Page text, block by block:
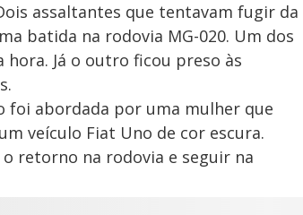
assaltantes que tentavam fugir da
batida na rodovia MG-020. Um dos
Já o outro ficou preso às
foi abordada por uma mulher que
veículo Fiat Uno de cor escura.
retorno na rodovia e seguir na